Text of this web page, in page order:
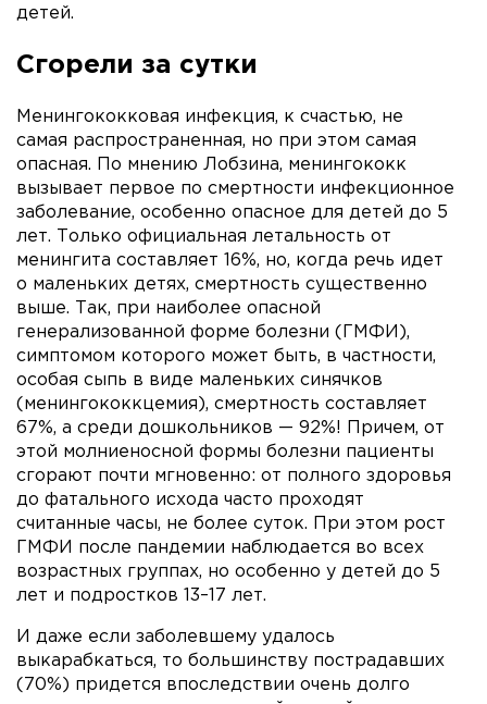
детей.
Сгорели за сутки
Менингококковая инфекция, к счастью, не
самая распространенная, но при этом самая
опасная. По мнению Лобзина, менингококк
вызывает первое по смертности инфекционное
заболевание, особенно опасное для детей до 5
лет. Только официальная летальность от
менингита составляет 16%, но, когда речь идет
о маленьких детях, смертность существенно
выше. Так, при наиболее опасной
генерализованной форме болезни (ГМФИ),
симптомом которого может быть, в частности,
особая сыпь в виде маленьких синячков
(менингококкцемия), смертность составляет
67%, а среди дошкольников — 92%! Причем, от
этой молниеносной формы болезни пациенты
сгорают почти мгновенно: от полного здоровья
до фатального исхода часто проходят
считанные часы, не более суток. При этом рост
ГМФИ после пандемии наблюдается во всех
возрастных группах, но особенно у детей до 5
лет и подростков 13–17 лет.
И даже если заболевшему удалось
выкарабкаться, то большинству пострадавших
(70%) придется впоследствии очень долго